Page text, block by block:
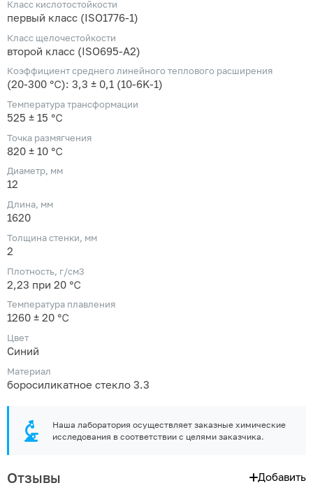
Класс кислотостойкости
первый класс (ISO1776-1)
Класс щелочестойкости
второй класс (ISO695-A2)
Коэффициент среднего линейного теплового расширения
(20-300 ℃): 3,3 ± 0,1 (10-6K-1)
Температура трансформации
525 ± 15 ℃
Точка размягчения
820 ± 10 ℃
Диаметр, мм
12
Длина, мм
1620
Толщина стенки, мм
2
Плотность, г/см3
2,23 при 20 ℃
Температура плавления
1260 ± 20 ℃
Цвет
Синий
Материал
боросиликатное стекло 3.3
Наша лаборатория осуществляет заказные химические
исследования в соответствии с целями заказчика.
Отзывы Добавить